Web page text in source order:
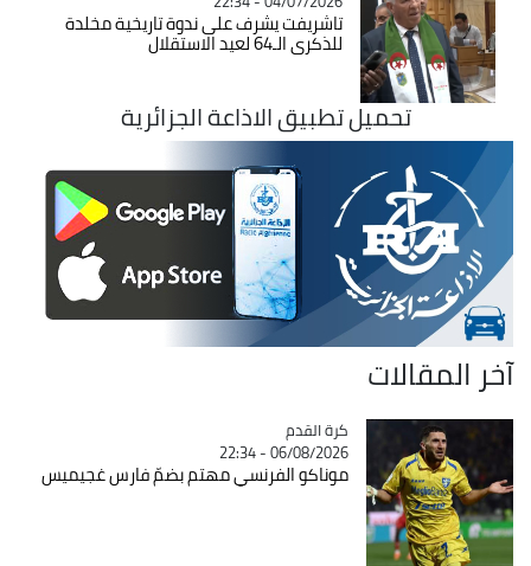
تاشريفت يشرف على ندوة تاريخية مخلدة
للذكرى الـ64 لعيد الاستقلال
تحميل تطبيق الاذاعة الجزائرية
آخر المقالات
Catégorie
كرة القدم
06/08/2026 - 22:34
موناكو الفرنسي مهتم بضمّ فارس غجيميس